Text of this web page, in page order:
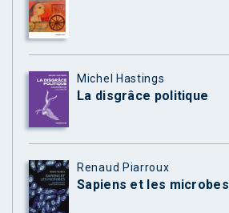
Michel Hastings
La disgrâce politique
Renaud Piarroux
Sapiens et les microbes